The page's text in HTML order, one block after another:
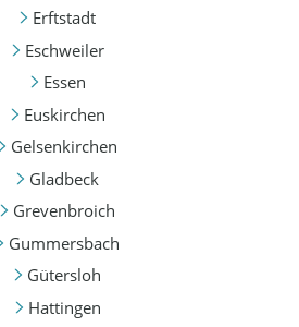
Erftstadt
Eschweiler
Essen
Euskirchen
Gelsenkirchen
Gladbeck
Grevenbroich
Gummersbach
Gütersloh
Hattingen